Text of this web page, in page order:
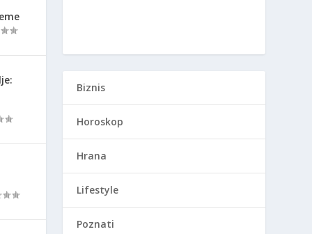
Biznis
Horoskop
Hrana
Lifestyle
Poznati